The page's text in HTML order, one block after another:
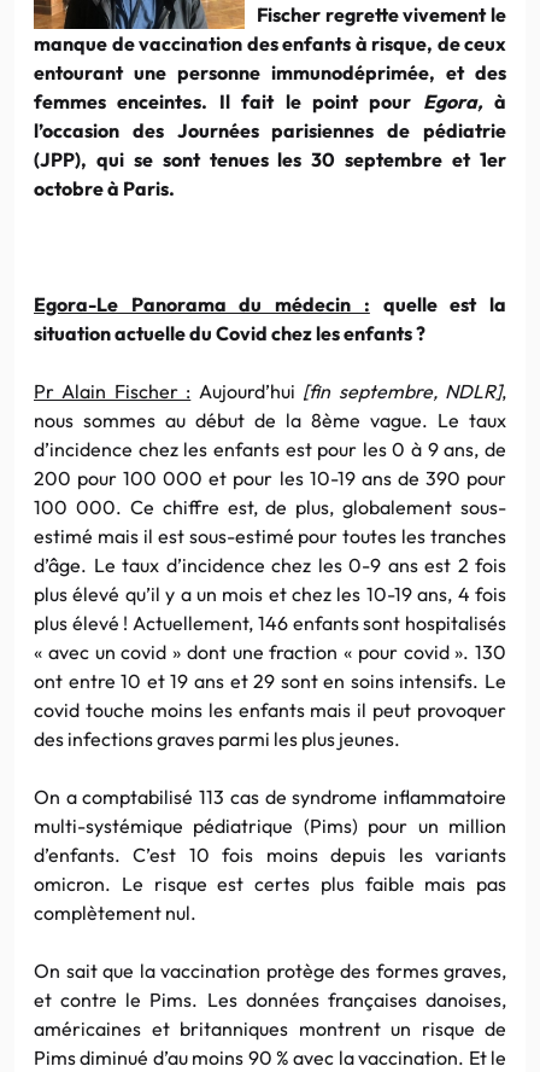
Fischer regrette vivement le
manque de vaccination des enfants à risque, de ceux
entourant une personne immunodéprimée, et des
femmes enceintes. Il fait le point pour Egora,à
l’occasion des Journées parisiennes de pédiatrie
(JPP), qui se sont tenues les 30 septembre et 1er
octobre à Paris.
Egora-Le Panorama du médecin : quelle est la
situation actuelle du Covid chez les enfants ?
Pr Alain Fischer : Aujourd’hui [fin septembre, NDLR],
nous sommes au début de la 8ème vague. Le taux
d’incidence chez les enfants est pour les 0 à 9 ans, de
200 pour 100 000 et pour les 10-19 ans de 390 pour
100 000. Ce chiffre est, de plus, globalement sous-
estimé mais il est sous-estimé pour toutes les tranches
d’âge. Le taux d’incidence chez les 0-9 ans est 2 fois
plus élevé qu’il y a un mois et chez les 10-19 ans, 4 fois
plus élevé ! Actuellement, 146 enfants sont hospitalisés
« avec un covid » dont une fraction « pour covid ». 130
ont entre 10 et 19 ans et 29 sont en soins intensifs. Le
covid touche moins les enfants mais il peut provoquer
des infections graves parmi les plus jeunes.
On a comptabilisé 113 cas de syndrome inflammatoire
multi-systémique pédiatrique (Pims) pour un million
d’enfants. C’est 10 fois moins depuis les variants
omicron. Le risque est certes plus faible mais pas
complètement nul.
On sait que la vaccination protège des formes graves,
et contre le Pims. Les données françaises danoises,
américaines et britanniques montrent un risque de
Pims diminué d’au moins 90 % avec la vaccination. Et le